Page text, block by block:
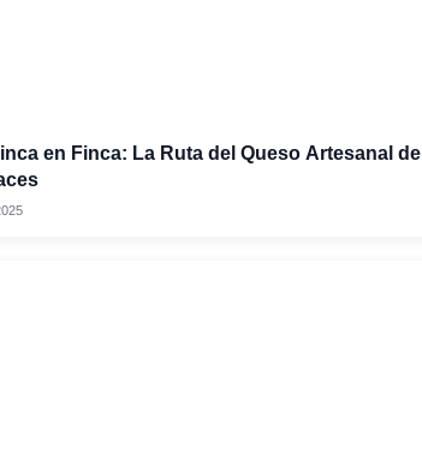
en Finca: La Ruta del Queso Artesanal de